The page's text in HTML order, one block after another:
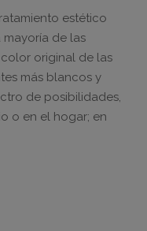
estético
de las
original de las
más blancos y
de posibilidades,
o en el hogar; en